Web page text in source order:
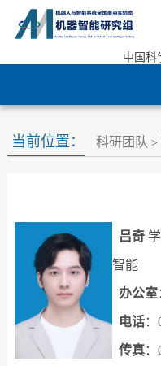
中国科
当前位置： 科研团队 >
吕奇
智能
办公室
电话：
传真：